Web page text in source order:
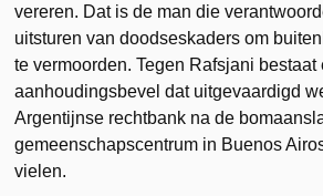
vereren. Dat is de man die
uitsturen van doodseskaders om
te vermoorden. Tegen Rafsjani bestaat
aanhoudingsbevel dat uitgevaardigd
Argentijnse rechtbank na de
gemeenschapscentrum in Buenos
vielen.